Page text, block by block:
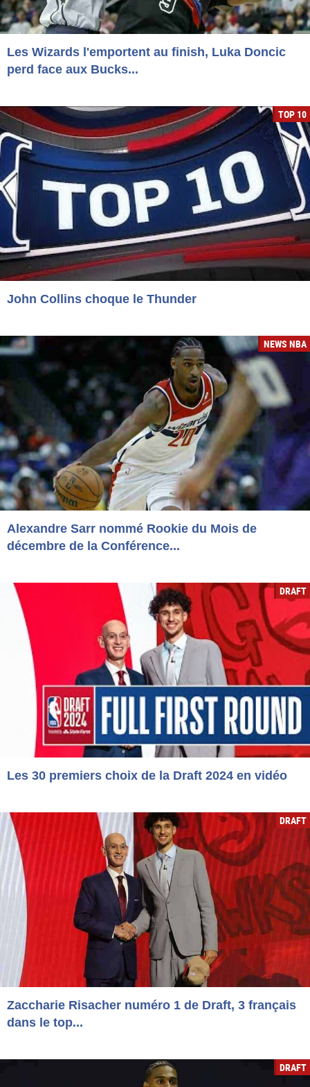
Les Wizards l'emportent au finish, Luka Doncic
perd face aux Bucks...
TOP 10
John Collins choque le Thunder
NEWS NBA
Alexandre Sarr nommé Rookie du Mois de
décembre de la Conférence...
DRAFT
Les 30 premiers choix de la Draft 2024 en vidéo
DRAFT
Zaccharie Risacher numéro 1 de Draft, 3 français
dans le top...
DRAFT